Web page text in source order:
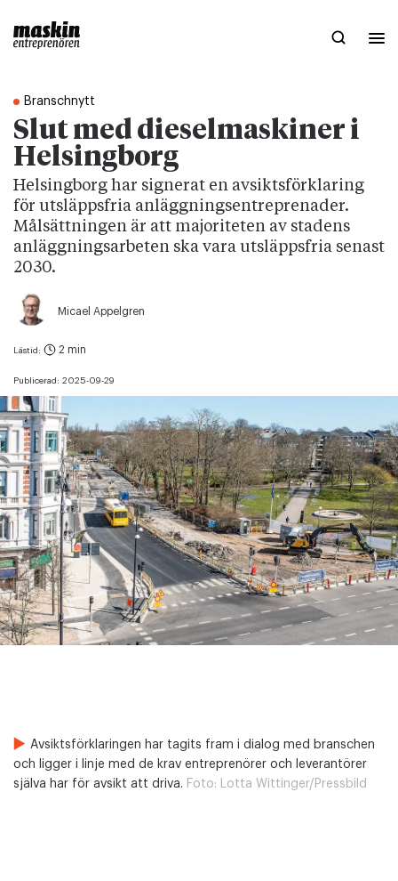
Branschnytt
Slut med dieselmaskiner i
Helsingborg
Helsingborg har signerat en avsiktsförklaring
för utsläppsfria anläggningsentreprenader.
Målsättningen är att majoriteten av stadens
anläggningsarbeten ska vara utsläppsfria senast
2030.
Micael Appelgren
Publicerad: 2025-09-29
Lästid: 2 min
Avsiktsförklaringen har tagits fram i dialog med branschen
och ligger i linje med de krav entreprenörer och leverantörer
själva har för avsikt att driva. Foto: Lotta Wittinger/Pressbild